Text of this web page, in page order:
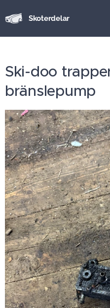
Skoterdelar
Ski-doo
bränslepump